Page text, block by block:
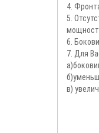
4.
5.
6.
7. Для
в)